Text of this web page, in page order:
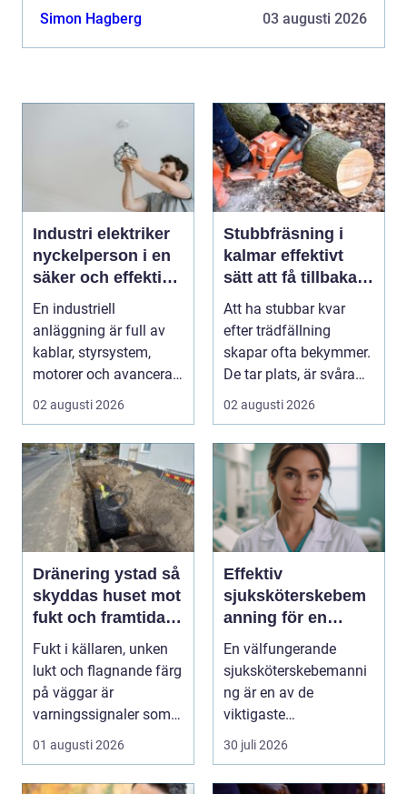
Simon Hagberg
03 augusti 2026
Industri elektriker
nyckelperson i en
säker och effektiv
produktion
En industriell
anläggning är full av
kablar, styrsystem,
motorer och avancerad
teknik. Bakom allt de...
02 augusti 2026
Stubbfräsning i
kalmar effektivt
sätt att få tillbaka
trädgården
Att ha stubbar kvar
efter trädfällning
skapar ofta bekymmer.
De tar plats, är svåra
att klippa runt,...
02 augusti 2026
Dränering ystad så
skyddas huset mot
fukt och framtida
skador
Fukt i källaren, unken
lukt och flagnande färg
på väggar är
varningssignaler som
många villaägare i ...
01 augusti 2026
Effektiv
sjuksköterskebem
anning för en
tryggare vård
En välfungerande
sjuksköterskebemanni
ng är en av de
viktigaste
förutsättningarna för
30 juli 2026